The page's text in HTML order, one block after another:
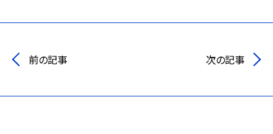
前の記事 次の記事